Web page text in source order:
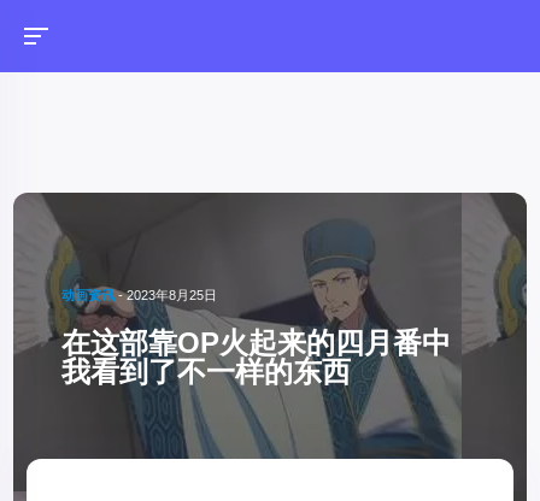
动画资讯-2023年8月25日
在这部靠OP火起来的四月番中
我看到了不一样的东西